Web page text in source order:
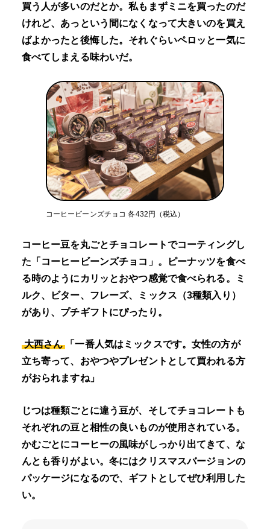
買う人が多いのだとか。私もまずミニを買ったのだ
けれど、あっという間になくなって大きいのを買え
ばよかったと後悔した。それぐらいペロッと一気に
食べてしまえる味わいだ。
コーヒービーンズチョコ 各432円（税込）
コーヒー豆を丸ごとチョコレートでコーティングし
た「コーヒービーンズチョコ」。ピーナッツを食べ
る時のようにカリッとおやつ感覚で食べられる。ミ
ルク、ビター、フレーズ、ミックス（3種類入り）
があり、プチギフトにぴったり。
大西さん
「一番人気はミックスです。女性の方が
立ち寄って、おやつやプレゼントとして買われる方
がおられますね」
じつは種類ごとに違う豆が、そしてチョコレートも
それぞれの豆と相性の良いものが使用されている。
かむごとにコーヒーの風味がしっかり出てきて、な
んとも香りがよい。冬にはクリスマスバージョンの
パッケージになるので、ギフトとしてぜひ利用した
い。